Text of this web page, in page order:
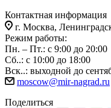
Контактная информация
г. Москва,
Режим работы:
Пн. – Пт.: с 9:00 до 20:00
Сб..: с 10:00 до 18:00
Вск..: выходной до
moscow@mir-nagrad.ru
Поделиться